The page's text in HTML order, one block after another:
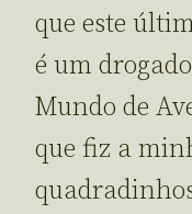
que este
é um
Mundo de
que fiz a